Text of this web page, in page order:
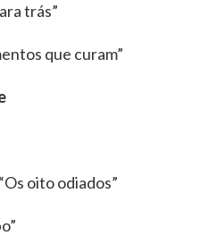
trás”
que curam”
oito odiados”